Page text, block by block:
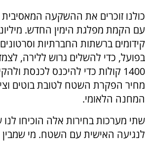
כולנו זוכרים את ההשקעה
עם הקמת מפלגת הימין החדש.
קידומים ברשתות החברתיות
בפועל, כדי להשלים גרוש ללירה,
1400 קולות כדי להיכנס לכנסת
מחיר הפקרת השטח לטובת בוטים
המחנה הלאומי.
שתי מערכות בחירות אלה הוכיחו לנו
לנגיעה האישית עם השטח. מי